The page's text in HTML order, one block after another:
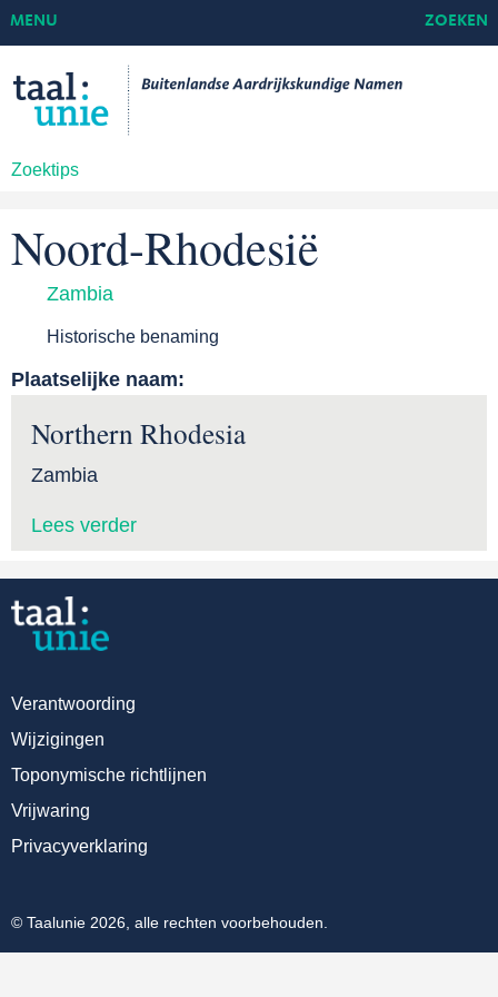
Zoektips
MENU ZOEKEN
Noord-Rhodesië
Zambia
Historische benaming
Plaatselijke naam:
Northern Rhodesia
Zambia
Lees verder
Verantwoording
Wijzigingen
Toponymische richtlijnen
Vrijwaring
Privacyverklaring
© Taalunie 2026, alle rechten voorbehouden.